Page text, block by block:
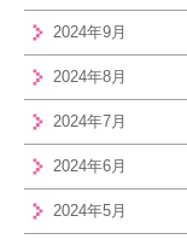
2024年9月
2024年8月
2024年7月
2024年6月
2024年5月